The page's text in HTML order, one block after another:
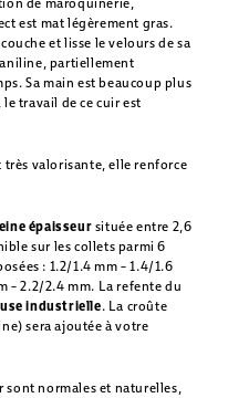
est mat légèrement gras.
et lisse le velours de sa
partiellement
Sa main est beaucoup plus
travail de ce cuir est
très valorisante, elle renforce
épaisseur située entre 2,6
sur les collets parmi 6
: 1.2/1.4 mm – 1.4/1.6
– 2.2/2.4 mm. La refente du
industrielle. La croûte
sera ajoutée à votre
sont normales et naturelles,